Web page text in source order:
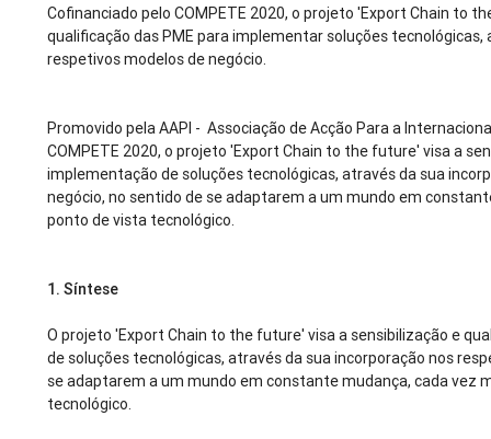
Cofinanciado pelo COMPETE 2020, o projeto 'Export Chain to
qualificação das PME para implementar soluções
respetivos modelos de negócio.
Promovido pela AAPI - Associação de Acção Para a
COMPETE 2020, o projeto 'Export Chain to the future' visa a
implementação de soluções tecnológicas, através da sua
negócio, no sentido de se adaptarem a um mundo em
ponto de vista tecnológico.
1. Síntese
O projeto 'Export Chain to the future' visa a sensibilização e
de soluções tecnológicas, através da sua incorporação nos
se adaptarem a um mundo em constante mudança, cada vez
tecnológico.